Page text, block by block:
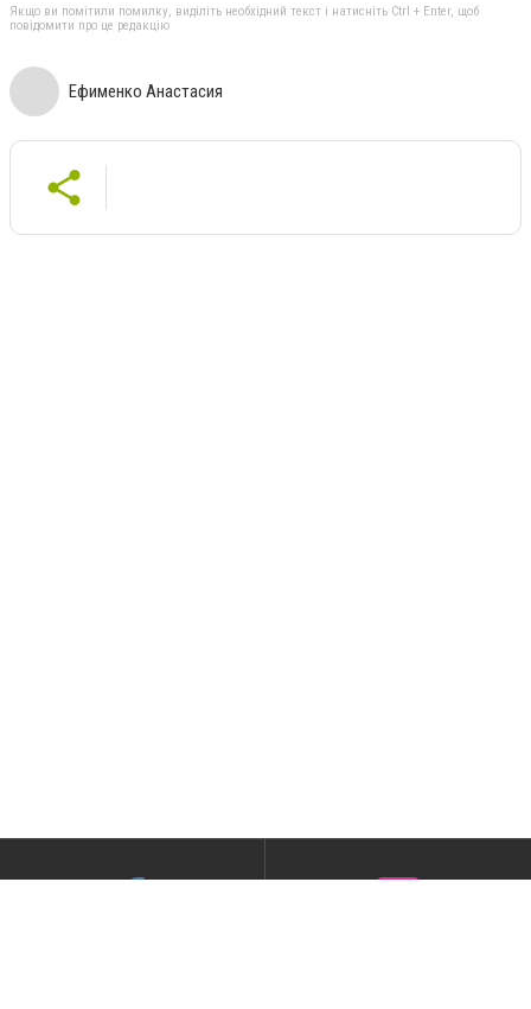
Якщо ви помітили помилку, виділіть необхідний текст і натисніть Ctrl + Enter, щоб
повідомити про це редакцію
Ефименко Анастасия